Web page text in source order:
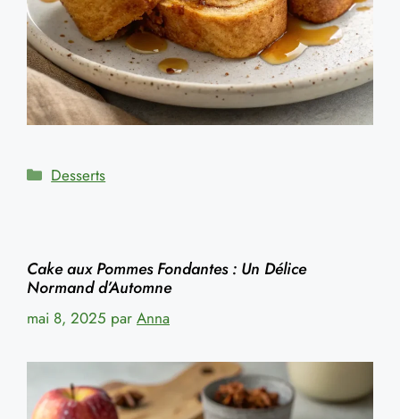
Catégories
Desserts
Cake aux Pommes Fondantes : Un Délice
Normand d’Automne
mai 8, 2025 par Anna